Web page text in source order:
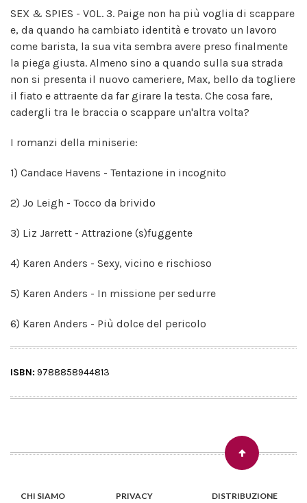
SEX & SPIES - VOL. 3. Paige non ha più voglia di scappare
e, da quando ha cambiato identità e trovato un lavoro
come barista, la sua vita sembra avere preso finalmente
la piega giusta. Almeno sino a quando sulla sua strada
non si presenta il nuovo cameriere, Max, bello da togliere
il fiato e attraente da far girare la testa. Che cosa fare,
cadergli tra le braccia o scappare un'altra volta?
I romanzi della miniserie:
1) Candace Havens - Tentazione in incognito
2) Jo Leigh - Tocco da brivido
3) Liz Jarrett - Attrazione (s)fuggente
4) Karen Anders - Sexy, vicino e rischioso
5) Karen Anders - In missione per sedurre
6) Karen Anders - Più dolce del pericolo
ISBN: 9788858944813
CHI SIAMO PRIVACY DISTRIBUZIONE